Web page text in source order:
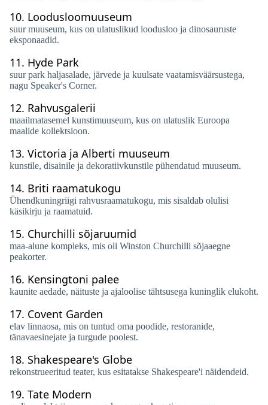
10. Loodusloomuuseum
suur muuseum, kus on ulatuslikud loodusloo ja dinosauruste
eksponaadid.
11. Hyde Park
suur park haljasalade, järvede ja kuulsate vaatamisväärsustega,
nagu Speaker's Corner.
12. Rahvusgalerii
maailmatasemel kunstimuuseum, kus on ulatuslik Euroopa
maalide kollektsioon.
13. Victoria ja Alberti muuseum
kunstile, disainile ja dekoratiivkunstile pühendatud muuseum.
14. Briti raamatukogu
Ühendkuningriigi rahvusraamatukogu, mis sisaldab olulisi
käsikirju ja raamatuid.
15. Churchilli sõjaruumid
maa-alune kompleks, mis oli Winston Churchilli sõjaaegne
peakorter.
16. Kensingtoni palee
kaunite aedade, näituste ja ajaloolise tähtsusega kuninglik elukoht.
17. Covent Garden
elav linnaosa, mis on tuntud oma poodide, restoranide,
tänavaesinejate ja turgude poolest.
18. Shakespeare's Globe
rekonstrueeritud teater, kus esitatakse Shakespeare'i näidendeid.
19. Tate Modern